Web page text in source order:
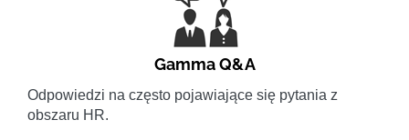
Gamma Q&A
Odpowiedzi na często pojawiające się pytania z
obszaru HR.